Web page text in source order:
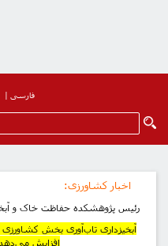
فارسی |
اخبار کشاورزی:
رئیس پژوهشکده حفاظت خاک و
آبخیزداری تاب‌آوری بخش کشاورزی را
افزایش